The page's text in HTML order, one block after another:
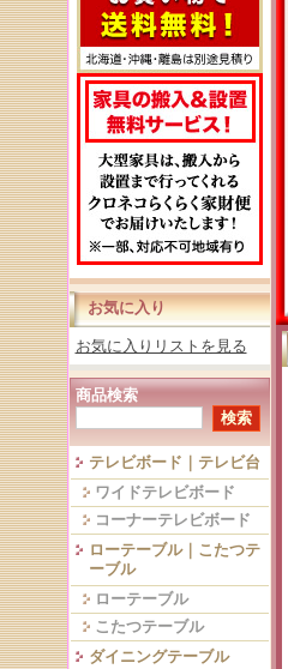
お気に入り
お気に入りリストを見る
商品検索
テレビボード｜テレビ台
ワイドテレビボード
コーナーテレビボード
ローテーブル｜こたつテ
ーブル
ローテーブル
こたつテーブル
ダイニングテーブル